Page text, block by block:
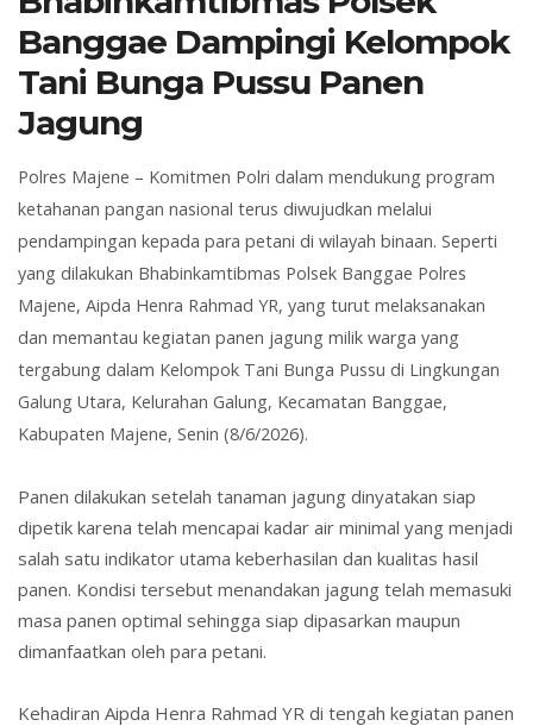
Banggae Dampingi Kelompok
Tani Bunga Pussu Panen
Jagung
Polres Majene – Komitmen Polri dalam mendukung program
ketahanan pangan nasional terus diwujudkan melalui
pendampingan kepada para petani di wilayah binaan. Seperti
yang dilakukan Bhabinkamtibmas Polsek Banggae Polres
Majene, Aipda Henra Rahmad YR, yang turut melaksanakan
dan memantau kegiatan panen jagung milik warga yang
tergabung dalam Kelompok Tani Bunga Pussu di Lingkungan
Galung Utara, Kelurahan Galung, Kecamatan Banggae,
Kabupaten Majene, Senin (8/6/2026).
Panen dilakukan setelah tanaman jagung dinyatakan siap
dipetik karena telah mencapai kadar air minimal yang menjadi
salah satu indikator utama keberhasilan dan kualitas hasil
panen. Kondisi tersebut menandakan jagung telah memasuki
masa panen optimal sehingga siap dipasarkan maupun
dimanfaatkan oleh para petani.
Kehadiran Aipda Henra Rahmad YR di tengah kegiatan panen